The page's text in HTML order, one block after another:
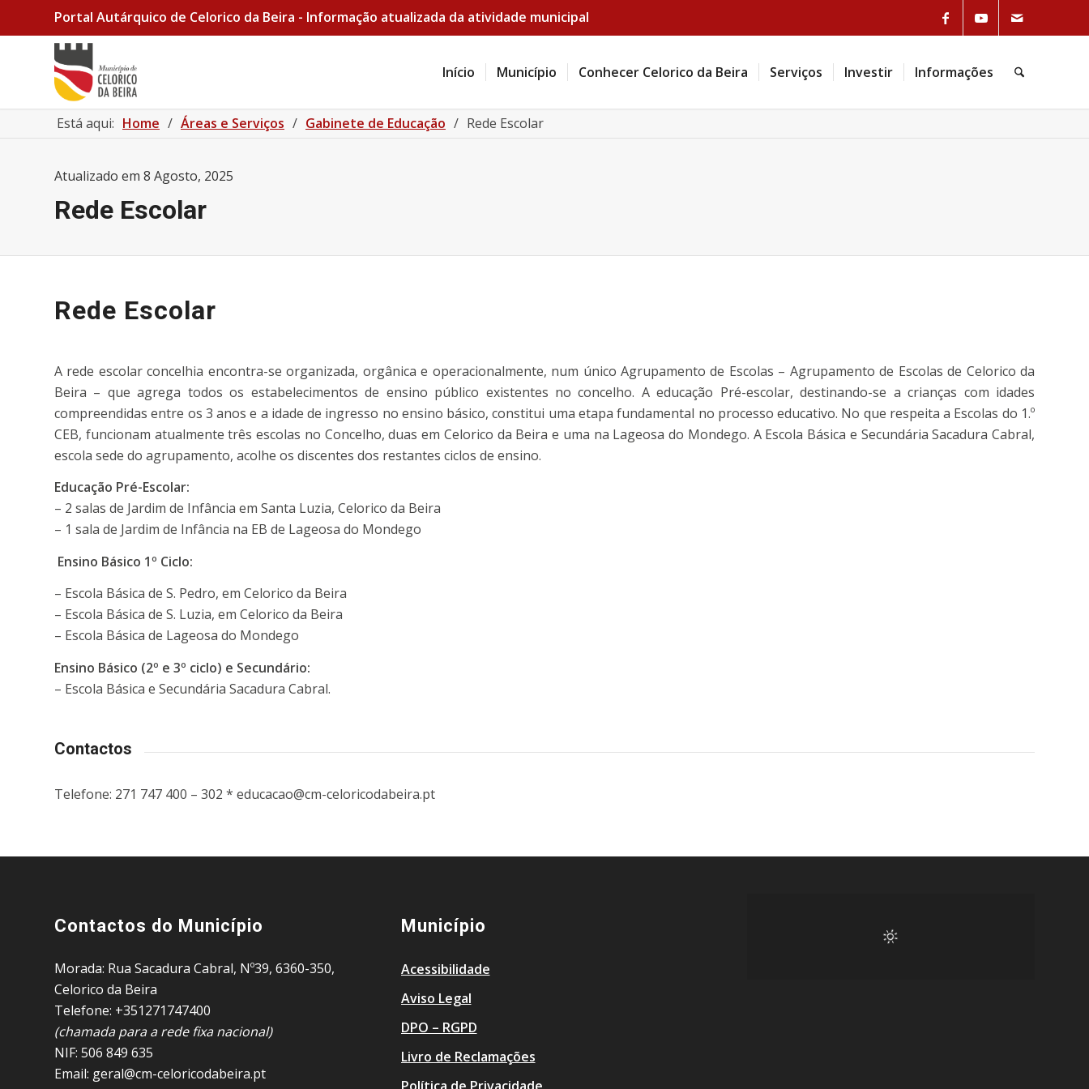
Portal Autárquico de Celorico da Beira - Informação atualizada da atividade municipal
Início Município Conhecer Celorico da Beira Serviços Investir Informações
Está aqui: Home / Áreas e Serviços / Gabinete de Educação / Rede Escolar
Atualizado em 8 Agosto, 2025
Rede Escolar
Rede Escolar
A rede escolar concelhia encontra-se organizada, orgânica e operacionalmente, num único Agrupamento de Escolas – Agrupamento de Escolas de Celorico da
Beira – que agrega todos os estabelecimentos de ensino público existentes no concelho. A educação Pré-escolar, destinando-se a crianças com idades
compreendidas entre os 3 anos e a idade de ingresso no ensino básico, constitui uma etapa fundamental no processo educativo. No que respeita a Escolas do 1.º
CEB, funcionam atualmente três escolas no Concelho, duas em Celorico da Beira e uma na Lageosa do Mondego. A Escola Básica e Secundária Sacadura Cabral,
escola sede do agrupamento, acolhe os discentes dos restantes ciclos de ensino.
Educação Pré-Escolar:
– 2 salas de Jardim de Infância em Santa Luzia, Celorico da Beira
– 1 sala de Jardim de Infância na EB de Lageosa do Mondego
Ensino Básico 1º Ciclo:
– Escola Básica de S. Pedro, em Celorico da Beira
– Escola Básica de S. Luzia, em Celorico da Beira
– Escola Básica de Lageosa do Mondego
Ensino Básico (2º e 3º ciclo) e Secundário:
– Escola Básica e Secundária Sacadura Cabral.
Contactos
Telefone: 271 747 400 – 302 * educacao@cm-celoricodabeira.pt
Contactos do Município
Morada: Rua Sacadura Cabral, Nº39, 6360-350,
Celorico da Beira
Telefone: +351271747400
(chamada para a rede fixa nacional)
NIF: 506 849 635
Email: geral@cm-celoricodabeira.pt
Município
Acessibilidade
Aviso Legal
DPO – RGPD
Livro de Reclamações